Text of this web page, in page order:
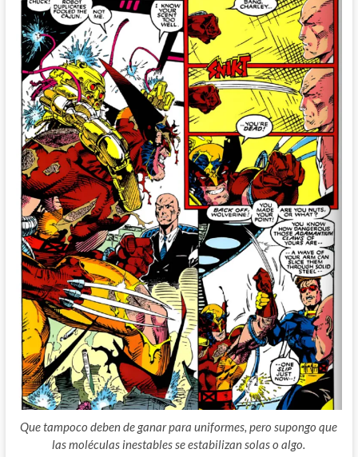
Que tampoco deben de ganar para uniformes, pero supongo que
las moléculas inestables se estabilizan solas o algo.